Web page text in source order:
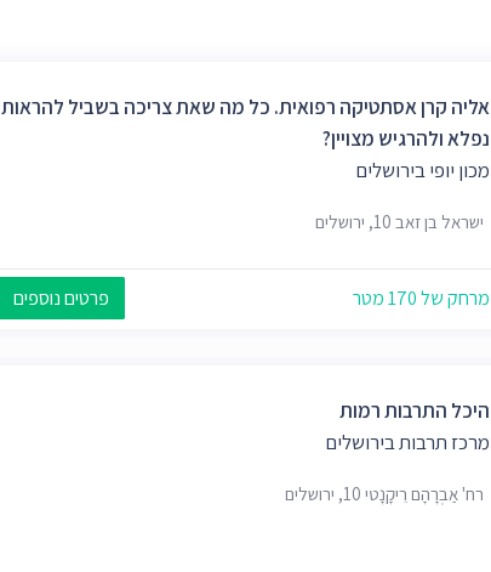
אליה קרן אסתטיקה רפואית. כל מה שאת צריכה בשביל להראות
נפלא ולהרגיש מצויין?
מכון יופי בירושלים
ישראל בן זאב 10, ירושלים
מרחק של 170 מטר פרטים נוספים
היכל התרבות רמות
מרכז תרבות בירושלים
רח' אַבְרָהָם רֵיקָנָטי 10, ירושלים